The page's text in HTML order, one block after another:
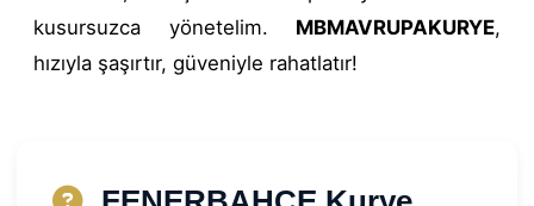
kusursuzca yönetelim. MBMAVRUPAKURYE,
hızıyla şaşırtır, güveniyle rahatlatır!